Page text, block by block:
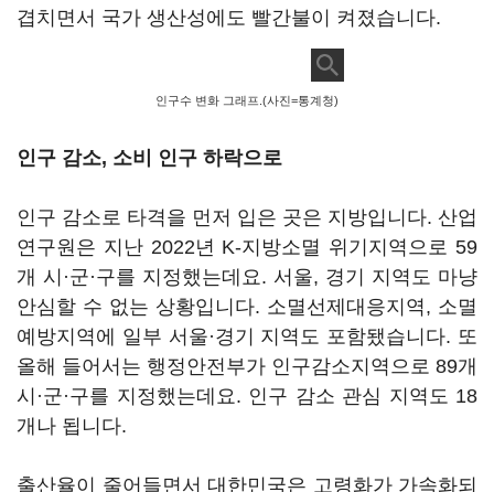
겹치면서 국가 생산성에도 빨간불이 켜졌습니다.
인구수 변화 그래프.(사진=통계청)
인구 감소, 소비 인구 하락으로
인구 감소로 타격을 먼저 입은 곳은 지방입니다. 산업
연구원은 지난 2022년 K-지방소멸 위기지역으로 59
개 시·군·구를 지정했는데요. 서울, 경기 지역도 마냥
안심할 수 없는 상황입니다. 소멸선제대응지역, 소멸
예방지역에 일부 서울·경기 지역도 포함됐습니다. 또
올해 들어서는 행정안전부가 인구감소지역으로 89개
시·군·구를 지정했는데요. 인구 감소 관심 지역도 18
개나 됩니다.
출산율이 줄어들면서 대한민국은 고령화가 가속화되